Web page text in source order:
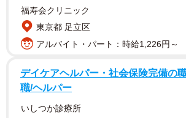
福寿会クリニック
東京都 足立区
アルバイト・パート：時給1,226円～
デイケアヘルパー・社会保険完備の
職/ヘルパー
いしつか診療所